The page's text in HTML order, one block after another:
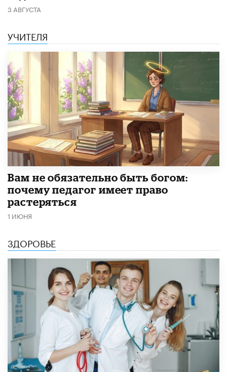
3 АВГУСТА
УЧИТЕЛЯ
​Вам не обязательно быть богом:
почему педагог имеет право
растеряться
1 ИЮНЯ
ЗДОРОВЬЕ